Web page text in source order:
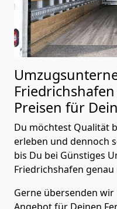
Preisen für
Du möchtest Qualität
erleben und dennoch
bis Du bei Günstiges
Friedrichshafen
Gerne übersenden